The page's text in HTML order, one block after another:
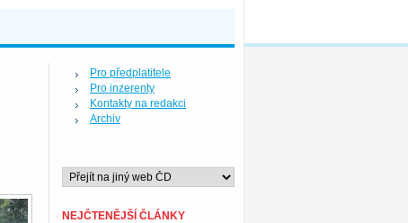
Pro předplatitele
Pro inzerenty
Kontakty na redakci
Archiv
NEJČTENĚJŠÍ ČLÁNKY